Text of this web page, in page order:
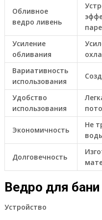
Обливное
ведро ливень
Усиление
обливания
Вариативность
использования
Удобство
использования
Экономичность
Не
Долговечность
Ведро для
Устройство